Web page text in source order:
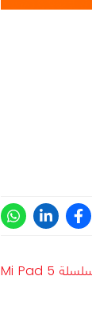
تنوي إصدار سلسلة Mi Pad 5